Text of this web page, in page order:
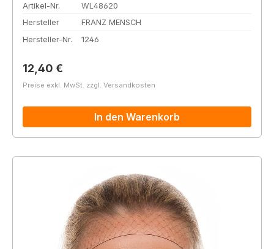
Artikel-Nr.
WL48620
Hersteller
FRANZ MENSCH
Hersteller-Nr.
1246
Regulärer Preis:
12,40 €
Preise exkl. MwSt. zzgl. Versandkosten
In den Warenkorb